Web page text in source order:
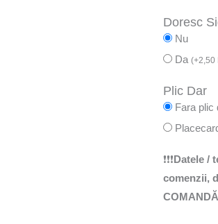
Doresc
Nu
Da (+2,50
Plic Dar
Fara plic
❗❗❗Datele /
comenzii,